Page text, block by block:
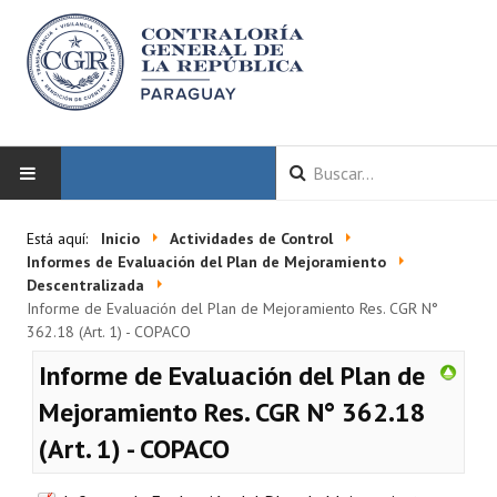
LA CGR
Autoridades
Misión y Visión
Marco Normativo
Organigrama
Está aquí: Inicio
Actividades de Control
Informes de Evaluación del Plan de Mejoramiento
Descentralizada
Informe de Evaluación del Plan de Mejoramiento Res. CGR N°
362.18 (Art. 1) - COPACO
Informe de Evaluación del Plan de
Mejoramiento Res. CGR N° 362.18
(Art. 1) - COPACO